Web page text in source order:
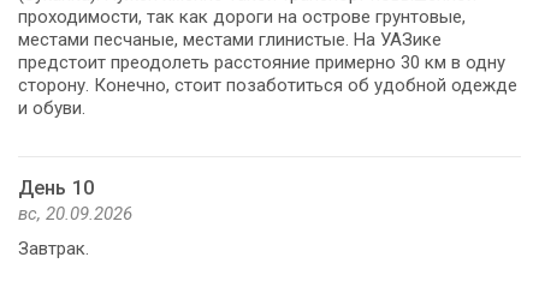
проходимости, так как дороги на острове грунтовые,
местами песчаные, местами глинистые. На УАЗике
предстоит преодолеть расстояние примерно 30 км в одну
сторону. Конечно, стоит позаботиться об удобной одежде
и обуви.
День 10
вс, 20.09.2026
Завтрак.